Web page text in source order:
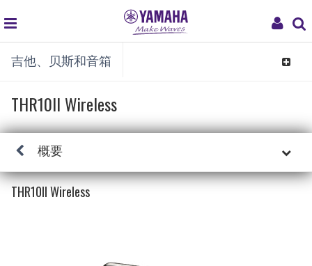
My
global
navigation
吉他、贝斯和音箱
Toggle
THR10II Wireless
概要
THR10II Wireless